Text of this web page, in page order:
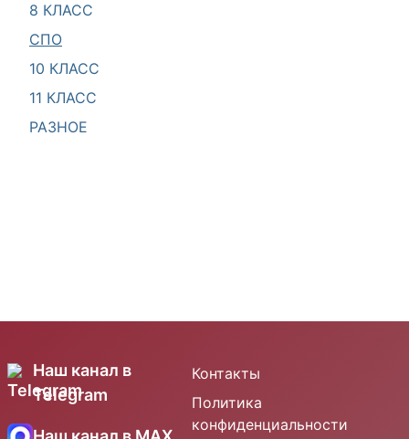
8 КЛАСС
СПО
10 КЛАСС
11 КЛАСС
РАЗНОЕ
Наш канал в
Telegram
Контакты
Политика
конфиденциальности